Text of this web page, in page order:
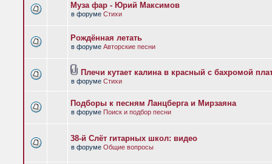
Муза фар - Юрий Максимов
в форуме Стихи
Рождённая летать
в форуме Авторские песни
Плечи кутает калина в красный с бахромой
в форуме Стихи
Подборы к песням Ланцберга и Мирзаяна
в форуме Поиск и подбор песни
38-й Слёт гитарных школ: видео
в форуме Общие вопросы